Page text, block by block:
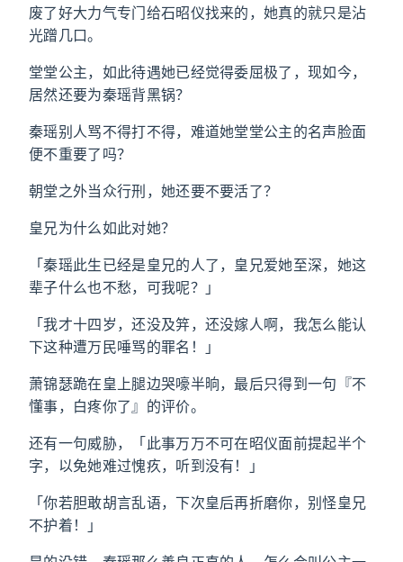
废了好大力气专门给石昭仪找来的，她真的就只是沾
光蹭几口。
堂堂公主，如此待遇她已经觉得委屈极了，现如今，
居然还要为秦瑶背黑锅？
秦瑶别人骂不得打不得，难道她堂堂公主的名声脸面
便不重要了吗？
朝堂之外当众行刑，她还要不要活了？
皇兄为什么如此对她？
「秦瑶此生已经是皇兄的人了，皇兄爱她至深，她这
辈子什么也不愁，可我呢？」
「我才十四岁，还没及笄，还没嫁人啊，我怎么能认
下这种遭万民唾骂的罪名！」
萧锦瑟跪在皇上腿边哭嚎半晌，最后只得到一句『不
懂事，白疼你了』的评价。
还有一句威胁，「此事万万不可在昭仪面前提起半个
字，以免她难过愧疚，听到没有！」
「你若胆敢胡言乱语，下次皇后再折磨你，别怪皇兄
不护着！」